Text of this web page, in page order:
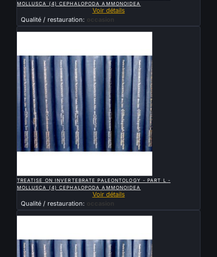
MOLLUSCA (4) CEPHALOPODA AMMONOIDEA
Voir détails
Qualité / restauration:
occasion
Vendu
TREATISE ON INVERTEBRATE PALEONTOLOGY - PART L -
MOLLUSCA (4) CEPHALOPODA AMMONOIDEA
Voir détails
Qualité / restauration:
occasion
Vendu